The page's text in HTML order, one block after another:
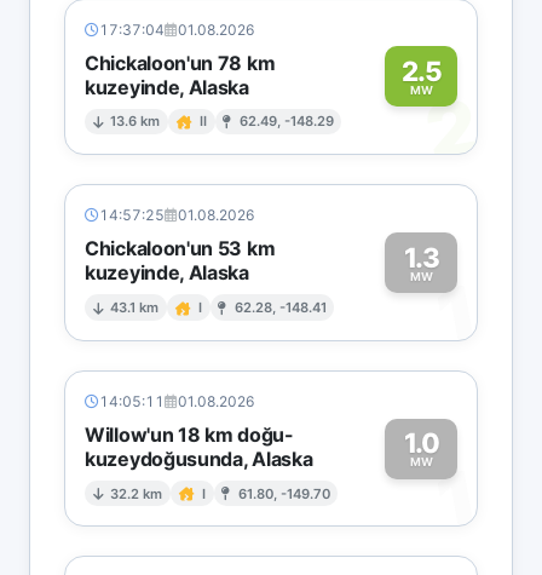
17:37:04 01.08.2026
Chickaloon'un 78 km
kuzeyinde, Alaska
13.6 km II 62.49, -148.29
2.5
MW2
14:57:25 01.08.2026
Chickaloon'un 53 km
kuzeyinde, Alaska
43.1 km I 62.28, -148.41
1.3
MW1
14:05:11 01.08.2026
Willow'un 18 km doğu-
kuzeydoğusunda, Alaska
32.2 km I 61.80, -149.70
1.0
MW1